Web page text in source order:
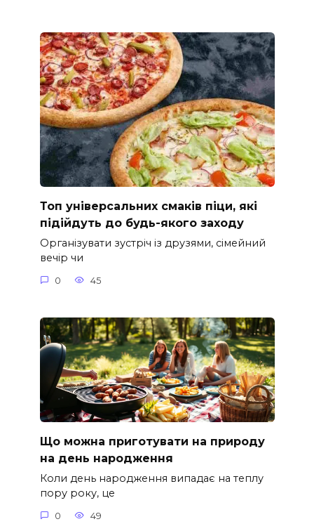
Топ універсальних смаків піци, які
підійдуть до будь-якого заходу
Організувати зустріч із друзями, сімейний
вечір чи
0 45
Що можна приготувати на природу
на день народження
Коли день народження випадає на теплу
пору року, це
0 49